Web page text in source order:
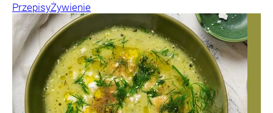
PrzepisyŻywienie